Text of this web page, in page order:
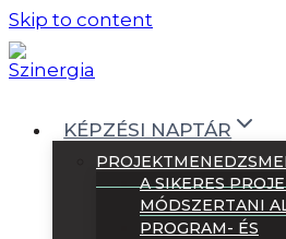
Skip to content
KÉPZÉSI NAPTÁR
A SIKERES
MÓDSZERTANI
PROGRAM- ÉS